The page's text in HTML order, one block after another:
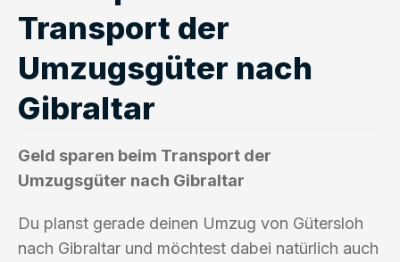
Transport der
Umzugsgüter nach
Gibraltar
Geld sparen beim Transport der
Umzugsgüter nach Gibraltar
Du planst gerade deinen Umzug von Gütersloh
nach Gibraltar und möchtest dabei natürlich auch